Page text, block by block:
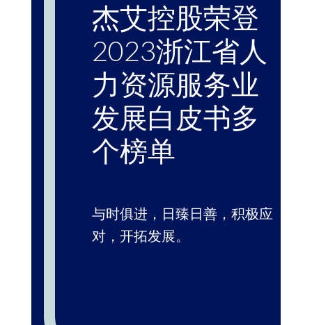
杰艾控股荣登
2023浙江省人
力资源服务业
发展白皮书多
个榜单
与时俱进，日臻日善，积极应
对，开拓发展。